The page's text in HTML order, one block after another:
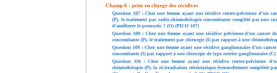
Champ 6 : prise en charge des récidives
Question 107 : Chez une femme ayant une récidive centro-pelvienne d’un
(P), le traitement par radio-chimiothérapie concomitante complété par une
d’améliorer le pronostic ? (O) (PICO 107)
Question 108 : Chez une femme ayant une récidive pelvienne d’un cancer
concomitante (P), le traitement par chirurgie (I) par rapport à une
Question 109 : Chez une femme ayant une récidive ganglionnaire d’un
concomitante (I) par rapport à une chirurgie de type exérèse ganglionnaire
Question 110 : Chez une femme ayant une récidive centro-pelvienne
chimiothérapie (P), la ré-irradiation stéréotaxique éventuellement complétée